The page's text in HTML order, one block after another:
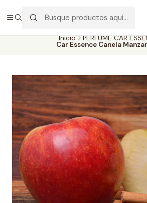
Envío GRATIS por compras desde $30.000.
SANTIAGO. (EXCLUYE CLIENTES
Inicio PERFUME CAR
Car Essence Canela